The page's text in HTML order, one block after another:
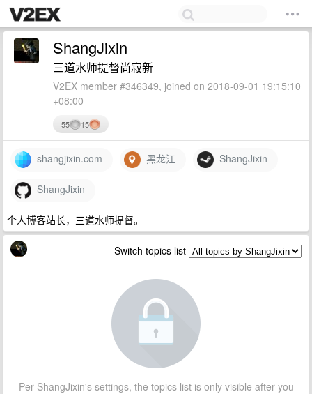
ShangJixin
三道水师提督尚寂新
V2EX member #346349, joined on 2018-09-01 19:15:10
+08:00
55 15
shangjixin.com 黑龙江 ShangJixin
ShangJixin
个人博客站长，三道水师提督。
Switch topics list
Per ShangJixin's settings, the topics list is only visible after you